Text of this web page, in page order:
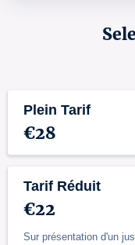
Plein Tarif
€28
Tarif Réduit
€22
Sur présentation d'un